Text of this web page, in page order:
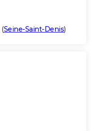
(Seine-Saint-Denis)